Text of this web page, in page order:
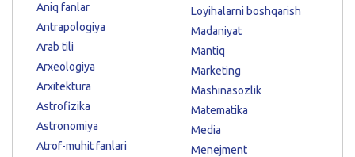
Aniq fanlar
Antrapologiya
Arab tili
Arxeologiya
Arxitektura
Astrofizika
Astronomiya
Atrof-muhit fanlari
Loyihalarni boshqarish
Madaniyat
Mantiq
Marketing
Mashinasozlik
Matematika
Media
Menejment